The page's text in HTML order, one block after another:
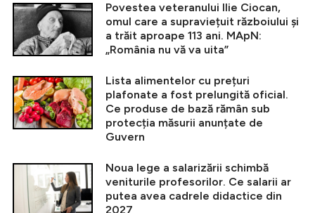
Povestea veteranului Ilie Ciocan,
omul care a supraviețuit războiului și
a trăit aproape 113 ani. MApN:
„România nu vă va uita”
Lista alimentelor cu prețuri
plafonate a fost prelungită oficial.
Ce produse de bază rămân sub
protecția măsurii anunțate de
Guvern
Noua lege a salarizării schimbă
veniturile profesorilor. Ce salarii ar
putea avea cadrele didactice din
2027